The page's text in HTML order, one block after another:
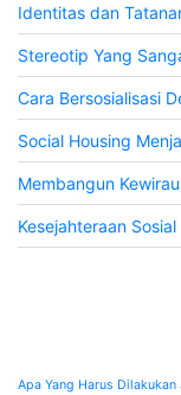
Identitas dan
Stereotip Yang
Cara Bersosialisasi
Social Housing
Membangun
Kesejahteraan
Apa Yang Harus